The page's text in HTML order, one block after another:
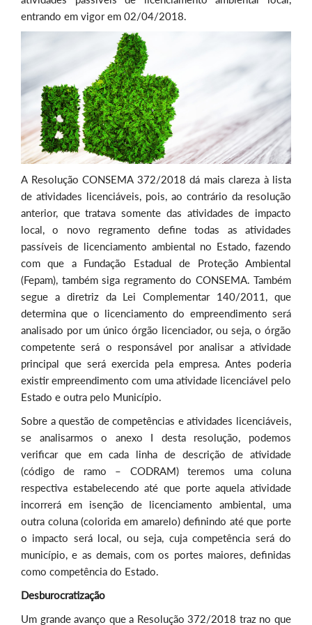
entrando em vigor em 02/04/2018.
A Resolução CONSEMA 372/2018 dá mais clareza à lista
de atividades licenciáveis, pois, ao contrário da resolução
anterior, que tratava somente das atividades de impacto
local, o novo regramento define todas as atividades
passíveis de licenciamento ambiental no Estado, fazendo
com que a Fundação Estadual de Proteção Ambiental
(Fepam), também siga regramento do CONSEMA. Também
segue a diretriz da Lei Complementar 140/2011, que
determina que o licenciamento do empreendimento será
analisado por um único órgão licenciador, ou seja, o órgão
competente será o responsável por analisar a atividade
principal que será exercida pela empresa. Antes poderia
existir empreendimento com uma atividade licenciável pelo
Estado e outra pelo Município.
Sobre a questão de competências e atividades licenciáveis,
se analisarmos o anexo I desta resolução, podemos
verificar que em cada linha de descrição de atividade
(código de ramo – CODRAM) teremos uma coluna
respectiva estabelecendo até que porte aquela atividade
incorrerá em isenção de licenciamento ambiental, uma
outra coluna (colorida em amarelo) definindo até que porte
o impacto será local, ou seja, cuja competência será do
município, e as demais, com os portes maiores, definidas
como competência do Estado.
Desburocratização
Um grande avanço que a Resolução 372/2018 traz no que